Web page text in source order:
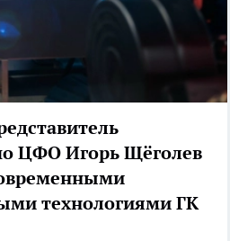
ЦФО Игорь Щёголев
технологиями ГК